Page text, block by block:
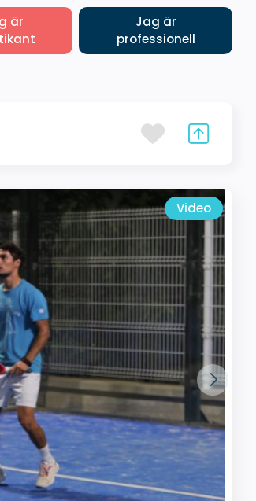
är
Jag är
professionell
Video